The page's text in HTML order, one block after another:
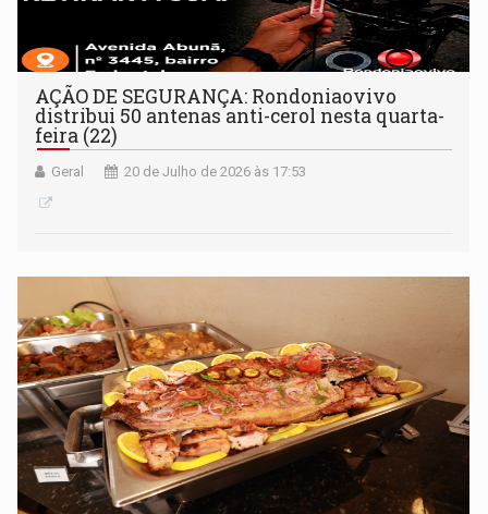
AÇÃO DE SEGURANÇA: Rondoniaovivo
distribui 50 antenas anti-cerol nesta quarta-
feira (22)
Geral 20 de Julho de 2026 às 17:53